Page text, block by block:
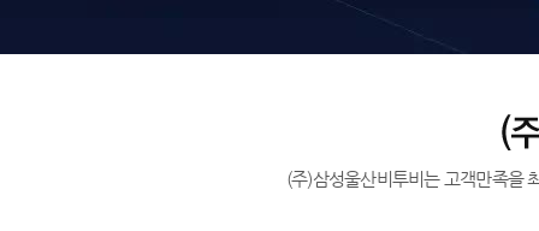
(주)삼성울산비투비는 고객만족을